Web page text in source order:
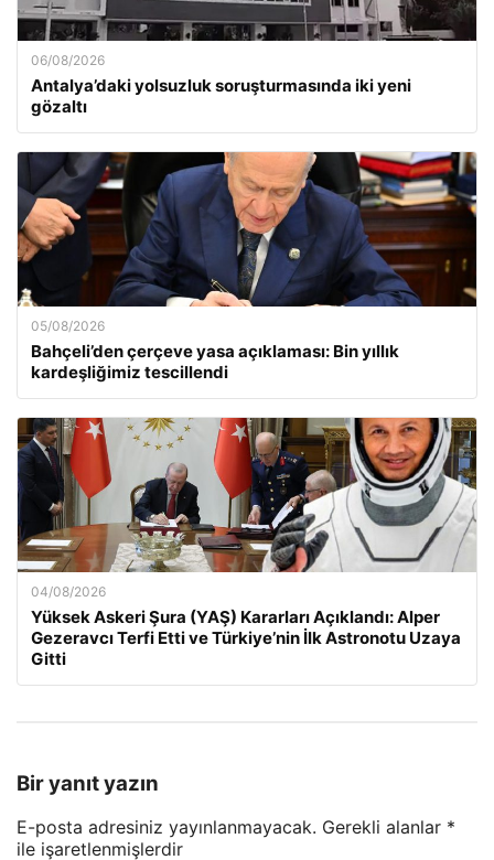
06/08/2026
Antalya’daki yolsuzluk soruşturmasında iki yeni
gözaltı
05/08/2026
Bahçeli’den çerçeve yasa açıklaması: Bin yıllık
kardeşliğimiz tescillendi
04/08/2026
Yüksek Askeri Şura (YAŞ) Kararları Açıklandı: Alper
Gezeravcı Terfi Etti ve Türkiye’nin İlk Astronotu Uzaya
Gitti
Bir yanıt yazın
E-posta adresiniz yayınlanmayacak. Gerekli alanlar *
ile işaretlenmişlerdir